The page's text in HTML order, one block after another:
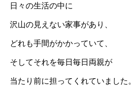
日々の生活の中に
沢山の見えない家事があり、
どれも手間がかかっていて、
そしてそれを毎日毎日両親が
当たり前に担ってくれていました。